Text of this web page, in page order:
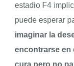
estadio F4
puede esperar
imaginar la
encontrarse en
cura pero no